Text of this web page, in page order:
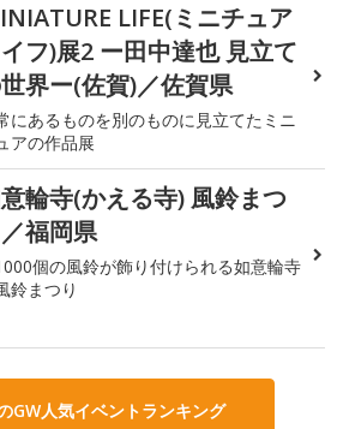
LIFE(ミニチュア
フ)展2 ー田中達也 見立て
界ー(佐賀)／佐賀県
にあるものを別のものに見立てたミニ
アの作品展
輪寺(かえる寺) 風鈴まつ
福岡県
個の風鈴が飾り付けられる如意輪寺
鈴まつり
GW人気イベントランキング